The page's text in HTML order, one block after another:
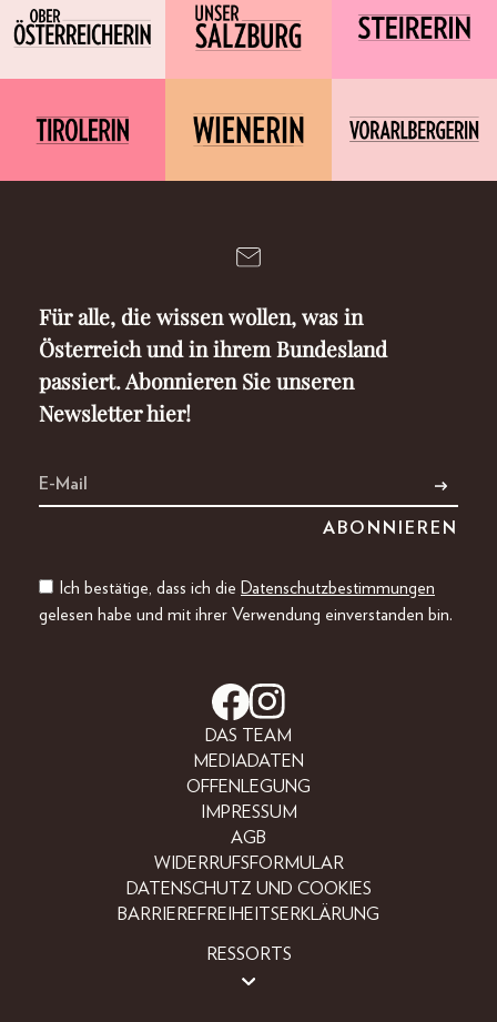
Für alle, die wissen wollen, was in
Österreich und in ihrem Bundesland
passiert. Abonnieren Sie unseren
Newsletter hier!
Ich bestätige, dass ich die Datenschutzbestimmungen
gelesen habe und mit ihrer Verwendung einverstanden bin.
DAS TEAM
MEDIADATEN
OFFENLEGUNG
IMPRESSUM
AGB
WIDERRUFSFORMULAR
DATENSCHUTZ UND COOKIES
BARRIEREFREIHEITSERKLÄRUNG
RESSORTS